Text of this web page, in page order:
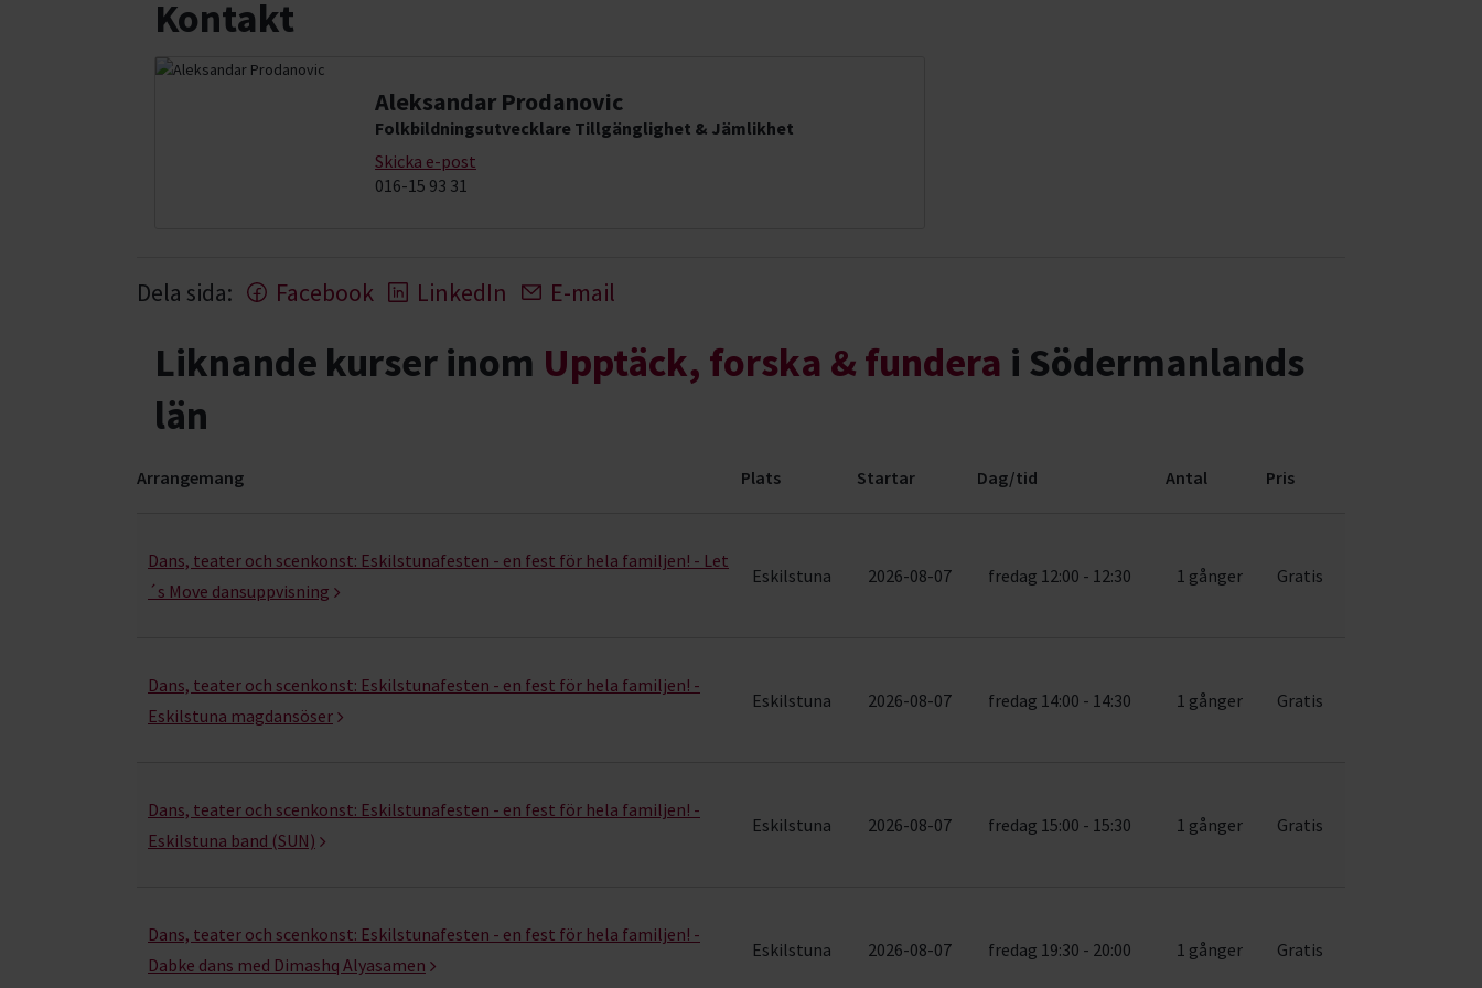
Kontakt
Aleksandar Prodanovic
Folkbildningsutvecklare Tillgänglighet & Jämlikhet
Skicka e-post
016-15 93 31
Dela sida: Facebook LinkedIn E-mail
Liknande kurser inom Upptäck, forska & fundera i Södermanlands
län
Arrangemang Plats Startar Dag/tid Antal Pris
Dans, teater och scenkonst: Eskilstunafesten - en fest för hela familjen! - Let
´s Move dansuppvisning
Eskilstuna 2026-08-07 fredag 12:00 - 12:30 1 gånger Gratis
Dans, teater och scenkonst: Eskilstunafesten - en fest för hela familjen! -
Eskilstuna magdansöser
Eskilstuna 2026-08-07 fredag 14:00 - 14:30 1 gånger Gratis
Dans, teater och scenkonst: Eskilstunafesten - en fest för hela familjen! -
Eskilstuna band (SUN)
Eskilstuna 2026-08-07 fredag 15:00 - 15:30 1 gånger Gratis
Dans, teater och scenkonst: Eskilstunafesten - en fest för hela familjen! -
Dabke dans med Dimashq Alyasamen
Eskilstuna 2026-08-07 fredag 19:30 - 20:00 1 gånger Gratis